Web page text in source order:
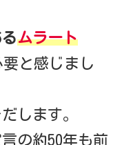
ムラート
と感じまし
します。
の約50年も前